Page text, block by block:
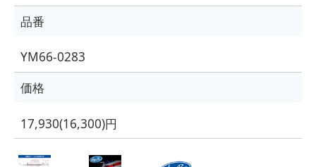
品番
YM66-0283
価格
17,930(16,300)円